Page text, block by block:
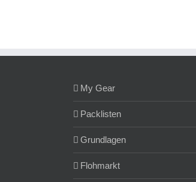
My Gear
Packlisten
Grundlagen
Flohmarkt